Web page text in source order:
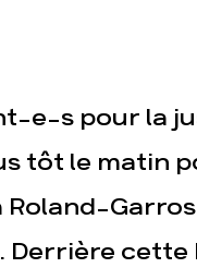
e-s pour la
tôt le matin
Derrière cette